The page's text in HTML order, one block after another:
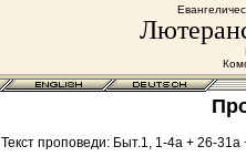
Текст проповеди: Быт.1, 1-4а + 26-31а